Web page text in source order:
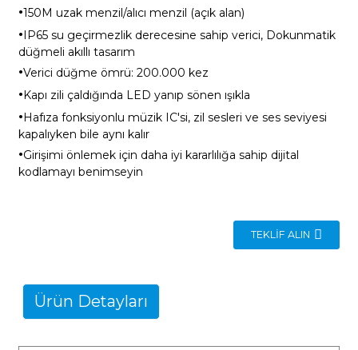
·150M uzak menzil/alıcı menzil (açık alan)
·IP65 su geçirmezlik derecesine sahip verici, Dokunmatik
düğmeli akıllı tasarım
·Verici düğme ömrü: 200.000 kez
·Kapı zili çaldığında LED yanıp sönen ışıkla
·Hafıza fonksiyonlu müzik IC'si, zil sesleri ve ses seviyesi
kapalıyken bile aynı kalır
·Girişimi önlemek için daha iyi kararlılığa sahip dijital
kodlamayı benimseyin
TEKLIF ALIN
Ürün Detayları